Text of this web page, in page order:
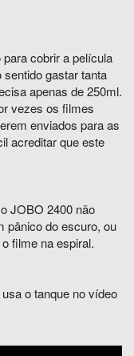
cobrir a película
gastar tanta
apenas de 250ml.
vezes os filmes
enviados para as
acreditar que este
JOBO 2400 não
pânico do escuro, ou
filme na espiral.
o tanque no vídeo